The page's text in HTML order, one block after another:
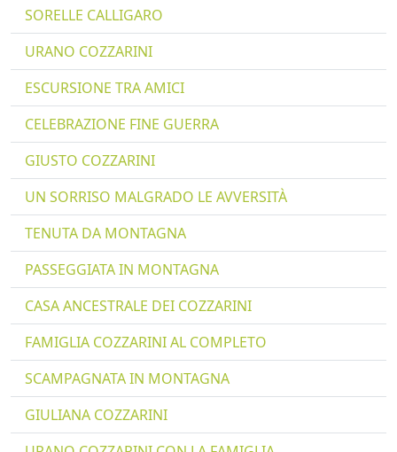
SORELLE CALLIGARO
URANO COZZARINI
ESCURSIONE TRA AMICI
CELEBRAZIONE FINE GUERRA
GIUSTO COZZARINI
UN SORRISO MALGRADO LE AVVERSITÀ
TENUTA DA MONTAGNA
PASSEGGIATA IN MONTAGNA
CASA ANCESTRALE DEI COZZARINI
FAMIGLIA COZZARINI AL COMPLETO
SCAMPAGNATA IN MONTAGNA
GIULIANA COZZARINI